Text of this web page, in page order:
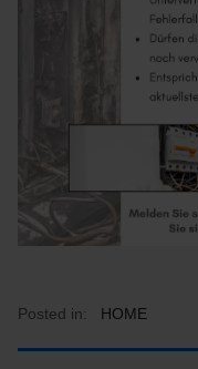
Posted in: HOME